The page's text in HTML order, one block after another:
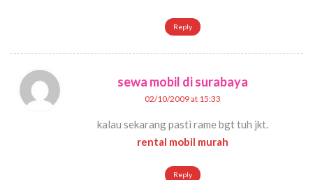
Reply
sewa mobil di surabaya
02/10/2009 at 15:33
kalau sekarang pasti rame bgt tuh jkt.
rental mobil murah
Reply